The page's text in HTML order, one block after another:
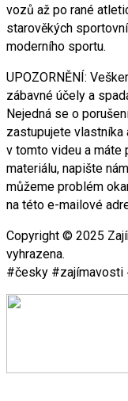
vozů až po rané
starověkých
moderního sportu.
UPOZORNĚNÍ:
zábavné účely a
Nejedná se o
zastupujete vlastníka
v tomto videu a máte
materiálu, napište
můžeme problém
na této e-mailové
Copyright © 2025
vyhrazena.
#česky #zajímavosti